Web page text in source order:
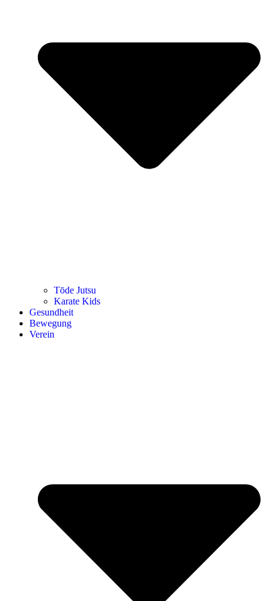
Tōde Jutsu
Kara­te Kids
Gesund­heit
Bewe­gung
Ver­ein